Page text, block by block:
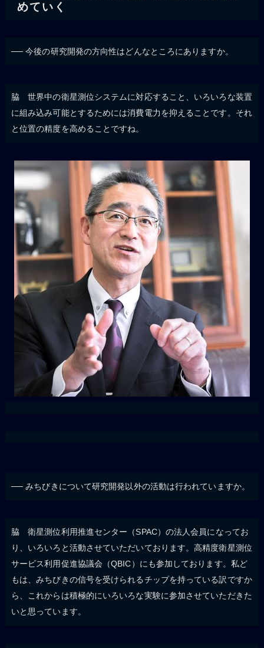
めていく
── 今後の研究開発の方向性はどんなところにありますか。
脇 世界中の衛星測位システムに対応すること、いろいろな装置
に組み込み可能とするためには消費電力を抑えることです。それ
と位置の精度を高めることですね。
── みちびきについて研究開発以外の活動は行われていますか。
脇 衛星測位利用推進センター（SPAC）の法人会員になってお
り、いろいろと活動させていただいております。高精度衛星測位
サービス利用促進協議会（QBIC）にも参加しております。私ど
もは、みちびきの信号を受けられるチップを持っている訳ですか
ら、これからは積極的にいろいろな実験に参加させていただきた
いと思っています。